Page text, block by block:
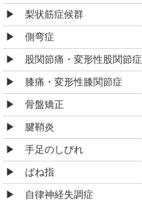
梨状筋症候群
側弯症
股関節痛・変形性股関節症
膝痛・変形性膝関節症
骨盤矯正
腱鞘炎
手足のしびれ
ばね指
自律神経失調症